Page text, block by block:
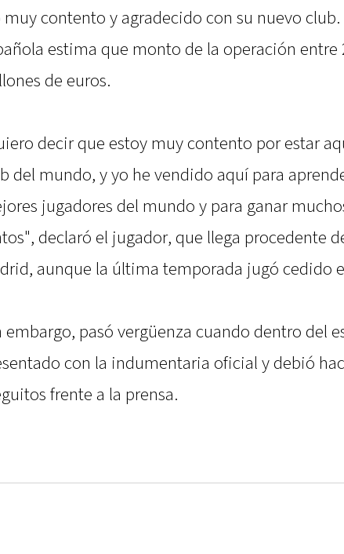
contento y agradecido con su nuevo club.
estima que monto de la operación entre
de euros.
decir que estoy muy contento por estar
del mundo, y yo he vendido aquí para
jugadores del mundo y para ganar
declaró el jugador, que llega procedente
aunque la última temporada jugó cedido
embargo, pasó vergüenza cuando dentro del
con la indumentaria oficial y debió
frente a la prensa.